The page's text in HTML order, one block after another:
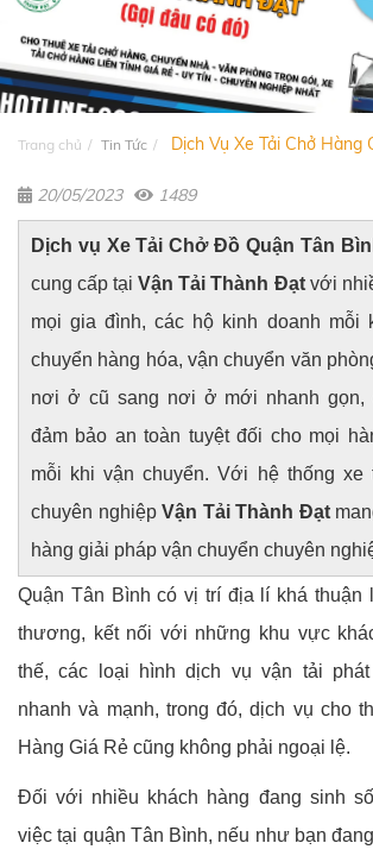
Trang chủ Tin Tức Dịch Vụ Xe Tải Chở Hàng
20/05/2023 1489
Dịch vụ Xe Tải Chở Đồ Quận Tân
cung cấp tạiVận Tải Thành Đạtvới
mọi gia đình, các hộ kinh doanh mỗi
chuyển hàng hóa, vận chuyển văn
nơi ở cũ sang nơi ở mới nhanh gọn,
đảm bảo an toàn tuyệt đối cho mọi
mỗi khi vận chuyển. Với hệ thống xe
chuyên nghiệpVận Tải Thành Đạt
hàng giải pháp vận chuyển chuyên
Quận Tân Bình có vị trí địa lí khá thuận
thương, kết nối với những khu vực
thế, các loại hình dịch vụ vận tải
nhanh và mạnh, trong đó, dịch vụ cho
Hàng Giá Rẻ cũng không phải ngoại lệ.
Đối với nhiều khách hàng đang sinh
việc tại quận Tân Bình, nếu như bạn